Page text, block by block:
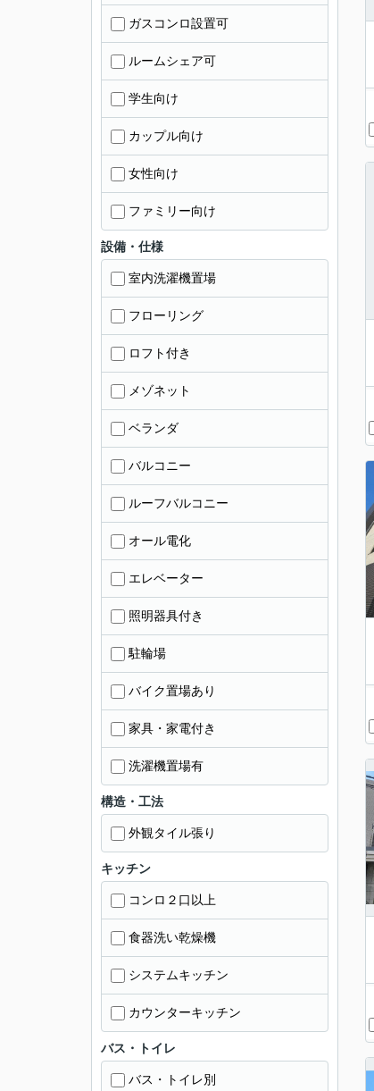
ガスコンロ設置可
ルームシェア可
学生向け
カップル向け
女性向け
ファミリー向け
設備・仕様
室内洗濯機置場
フローリング
ロフト付き
メゾネット
ベランダ
バルコニー
ルーフバルコニー
オール電化
エレベーター
照明器具付き
駐輪場
バイク置場あり
家具・家電付き
洗濯機置場有
構造・工法
外観タイル張り
キッチン
コンロ２口以上
食器洗い乾燥機
システムキッチン
カウンターキッチン
バス・トイレ
バス・トイレ別